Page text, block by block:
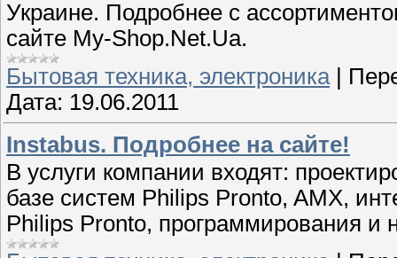
Украине. Подробнее с
сайте My-Shop.Net.Ua.
Бытовая техника, электроника|
Дата: 19.06.2011
Instabus. Подробнее на сайте!
В услуги компании входят:
базе систем Philips Pronto, AMX,
Philips Pronto, программирования